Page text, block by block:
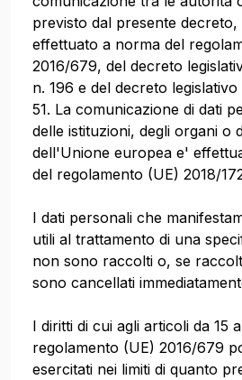
previsto dal presente decreto,
effettuato a norma del
2016/679, del decreto
n. 196 e del decreto legislativo
51. La comunicazione di dati
delle istituzioni, degli organi o
dell'Unione europea e'
del regolamento (UE) 2018/
I dati personali che
utili al trattamento di una
non sono raccolti o, se
sono cancellati
I diritti di cui agli articoli da 15
regolamento (UE) 2016/679
esercitati nei limiti di quanto